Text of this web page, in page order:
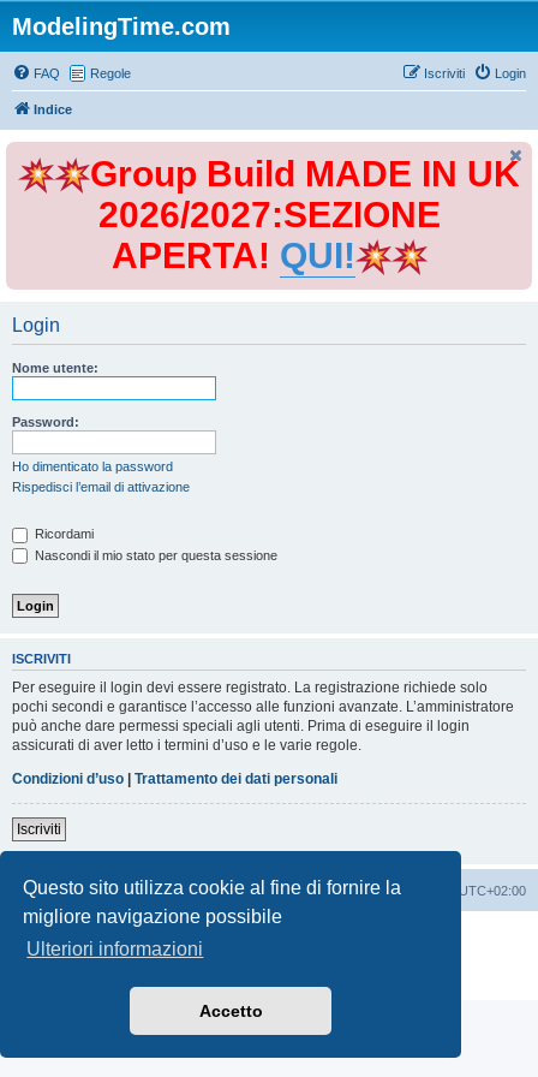
Questo sito utilizza cookie al fine di fornire la
migliore navigazione possibile
Ulteriori informazioni
Accetto
ModelingTime.com
FAQ Regole Login
Iscriviti
Indice
Group Build MADE IN UK
2026/2027:SEZIONE
APERTA! QUI!
Login
Nome utente:
Password:
Ho dimenticato la password
Rispedisci l’email di attivazione
Ricordami
Nascondi il mio stato per questa sessione
ISCRIVITI
Per eseguire il login devi essere registrato. La registrazione richiede solo
pochi secondi e garantisce l’accesso alle funzioni avanzate. L’amministratore
può anche dare permessi speciali agli utenti. Prima di eseguire il login
assicurati di aver letto i termini d’uso e le varie regole.
Condizioni d’uso | Trattamento dei dati personali
Iscriviti
Indice Tutti gli orari sono UTC+02:00
Cancella cookie
Contattaci
Traduzione Italiana